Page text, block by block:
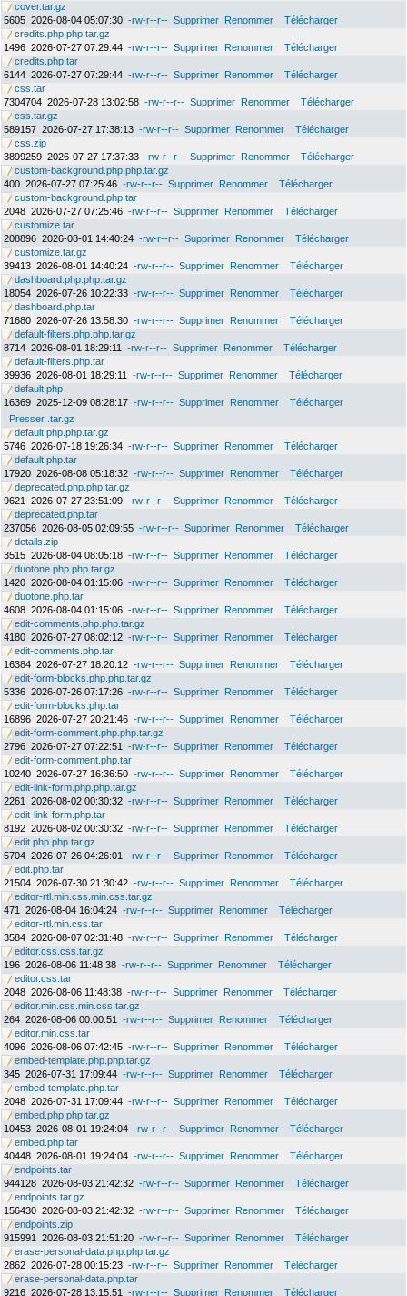
cover.tar.gz
5605 2026-08-04 05:07:30 -rw-r--r-- Supprimer Renommer
Télécharger
credits.php.php.tar.gz
1496 2026-07-27 07:29:44 -rw-r--r-- Supprimer Renommer
Télécharger
credits.php.tar
6144 2026-07-27 07:29:44 -rw-r--r-- Supprimer Renommer
Télécharger
css.tar
7304704 2026-07-28 13:02:58 -rw-r--r-- Supprimer Renommer
Télécharger
css.tar.gz
589157 2026-07-27 17:38:13 -rw-r--r-- Supprimer Renommer
Télécharger
css.zip
3899259 2026-07-27 17:37:33 -rw-r--r-- Supprimer Renommer
Télécharger
custom-background.php.php.tar.gz
400 2026-07-27 07:25:46 -rw-r--r-- Supprimer Renommer
Télécharger
custom-background.php.tar
2048 2026-07-27 07:25:46 -rw-r--r-- Supprimer Renommer
Télécharger
customize.tar
208896 2026-08-01 14:40:24 -rw-r--r-- Supprimer Renommer
Télécharger
customize.tar.gz
39413 2026-08-01 14:40:24 -rw-r--r-- Supprimer Renommer
Télécharger
dashboard.php.php.tar.gz
18054 2026-07-26 10:22:33 -rw-r--r-- Supprimer Renommer
Télécharger
dashboard.php.tar
71680 2026-07-26 13:58:30 -rw-r--r-- Supprimer Renommer
Télécharger
default-filters.php.php.tar.gz
8714 2026-08-01 18:29:11 -rw-r--r-- Supprimer Renommer
Télécharger
default-filters.php.tar
39936 2026-08-01 18:29:11 -rw-r--r-- Supprimer Renommer
Télécharger
default.php
16369 2025-12-09 08:28:17 -rw-r--r-- Supprimer Renommer
Télécharger
Presser .tar.gz
default.php.php.tar.gz
5746 2026-07-18 19:26:34 -rw-r--r-- Supprimer Renommer
Télécharger
default.php.tar
17920 2026-08-08 05:18:32 -rw-r--r-- Supprimer Renommer
Télécharger
deprecated.php.php.tar.gz
9621
2026-07-27 23:51:09 -rw-r--r-- Supprimer Renommer
Télécharger
deprecated.php.tar
237056 2026-08-05 02:09:55 -rw-r--r-- Supprimer Renommer
Télécharger
details.zip
3515 2026-08-04 08:05:18 -rw-r--r-- Supprimer Renommer
Télécharger
duotone.php.php.tar.gz
1420 2026-08-04 01:15:06 -rw-r--r-- Supprimer Renommer
Télécharger
duotone.php.tar
4608 2026-08-04 01:15:06 -rw-r--r-- Supprimer Renommer
Télécharger
edit-comments.php.php.tar.gz
4180 2026-07-27 08:02:12 -rw-r--r-- Supprimer Renommer
Télécharger
edit-comments.php.tar
16384 2026-07-27 18:20:12 -rw-r--r-- Supprimer Renommer
Télécharger
edit-form-blocks.php.php.tar.gz
5336 2026-07-26 07:17:26 -rw-r--r-- Supprimer Renommer
Télécharger
edit-form-blocks.php.tar
16896 2026-07-27 20:21:46 -rw-r--r-- Supprimer Renommer
Télécharger
edit-form-comment.php.php.tar.gz
2796 2026-07-27 07:22:51 -rw-r--r-- Supprimer Renommer
Télécharger
edit-form-comment.php.tar
10240 2026-07-27 16:36:50 -rw-r--r-- Supprimer Renommer
Télécharger
edit-link-form.php.php.tar.gz
2261
2026-08-02 00:30:32 -rw-r--r-- Supprimer Renommer
Télécharger
edit-link-form.php.tar
8192 2026-08-02 00:30:32 -rw-r--r-- Supprimer Renommer
Télécharger
edit.php.php.tar.gz
5704 2026-07-26 04:26:01 -rw-r--r-- Supprimer Renommer
Télécharger
edit.php.tar
21504 2026-07-30 21:30:42 -rw-r--r-- Supprimer Renommer
Télécharger
editor-rtl.min.css.min.css.tar.gz
471
2026-08-04 16:04:24 -rw-r--r-- Supprimer Renommer
Télécharger
editor-rtl.min.css.tar
3584 2026-08-07 02:31:48 -rw-r--r-- Supprimer Renommer
Télécharger
editor.css.css.tar.gz
196 2026-08-06 11:48:38 -rw-r--r-- Supprimer Renommer
Télécharger
editor.css.tar
2048 2026-08-06 11:48:38 -rw-r--r-- Supprimer Renommer
Télécharger
editor.min.css.min.css.tar.gz
264 2026-08-06 00:00:51 -rw-r--r-- Supprimer Renommer
Télécharger
editor.min.css.tar
4096 2026-08-06 07:42:45 -rw-r--r-- Supprimer Renommer
Télécharger
embed-template.php.php.tar.gz
345 2026-07-31 17:09:44 -rw-r--r-- Supprimer Renommer
Télécharger
embed-template.php.tar
2048 2026-07-31 17:09:44 -rw-r--r-- Supprimer Renommer
Télécharger
embed.php.php.tar.gz
10453 2026-08-01 19:24:04 -rw-r--r-- Supprimer Renommer
Télécharger
embed.php.tar
40448 2026-08-01 19:24:04 -rw-r--r-- Supprimer Renommer
Télécharger
endpoints.tar
944128 2026-08-03 21:42:32 -rw-r--r-- Supprimer Renommer
Télécharger
endpoints.tar.gz
156430 2026-08-03 21:42:32 -rw-r--r-- Supprimer Renommer
Télécharger
endpoints.zip
915991
2026-08-03 21:51:20 -rw-r--r-- Supprimer Renommer
Télécharger
erase-personal-data.php.php.tar.gz
2862 2026-07-28 00:15:23 -rw-r--r-- Supprimer Renommer
Télécharger
erase-personal-data.php.tar
9216 2026-07-28 13:15:51 -rw-r--r-- Supprimer Renommer Télécharger